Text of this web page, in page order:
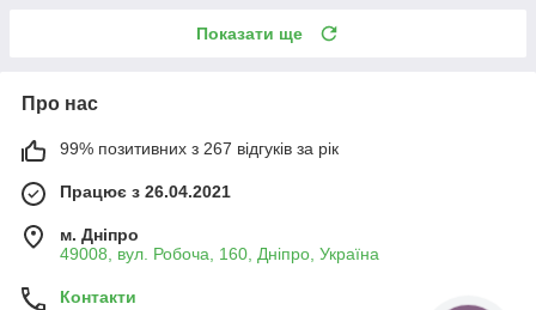
Показати ще
Про нас
99% позитивних з 267 відгуків за рік
Працює з 26.04.2021
м. Дніпро
49008, вул. Робоча, 160, Дніпро, Україна
Контакти